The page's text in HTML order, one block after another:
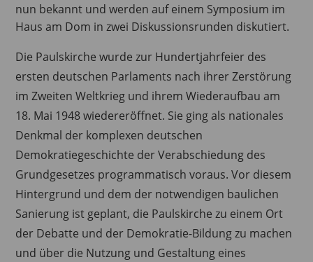
nun bekannt und werden auf einem Symposium im
Haus am Dom in zwei Diskussionsrunden diskutiert.
Die Paulskirche wurde zur Hundertjahrfeier des
ersten deutschen Parlaments nach ihrer Zerstörung
im Zweiten Weltkrieg und ihrem Wiederaufbau am
18. Mai 1948 wiedereröffnet. Sie ging als nationales
Denkmal der komplexen deutschen
Demokratiegeschichte der Verabschiedung des
Grundgesetzes programmatisch voraus. Vor diesem
Hintergrund und dem der notwendigen baulichen
Sanierung ist geplant, die Paulskirche zu einem Ort
der Debatte und der Demokratie-Bildung zu machen
und über die Nutzung und Gestaltung eines